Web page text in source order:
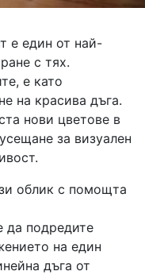
е един от най-
с тях.
е като
на красива дъга.
нови цветове в
за визуален
облик с помощта
да подредите
на един
дъга от